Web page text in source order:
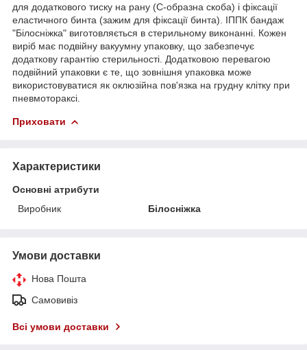
для додаткового тиску на рану (С-образна скоба) і фіксації
еластичного бинта (зажим для фіксації бинта). ІППК бандаж
"Білосніжка" виготовляється в стерильному виконанні. Кожен
виріб має подвійну вакуумну упаковку, що забезпечує
додаткову гарантію стерильності. Додатковою перевагою
подвійний упаковки є те, що зовнішня упаковка може
використовуватися як оклюзійна пов'язка на грудну клітку при
пневмотораксі.
Приховати
Характеристики
Основні атрибути
Виробник
Білосніжка
Умови доставки
Нова Пошта
Самовивіз
Всі умови доставки